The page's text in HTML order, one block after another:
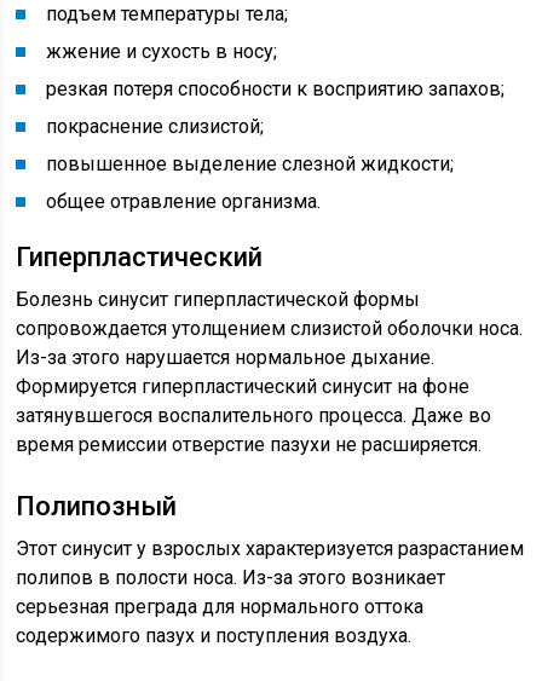
подъем температуры тела;
жжение и сухость в носу;
резкая потеря способности к восприятию запахов;
покраснение слизистой;
повышенное выделение слезной жидкости;
общее отравление организма.
Гиперпластический
Болезнь синусит гиперпластической формы
сопровождается утолщением слизистой оболочки носа.
Из-за этого нарушается нормальное дыхание.
Формируется гиперпластический синусит на фоне
затянувшегося воспалительного процесса. Даже во
время ремиссии отверстие пазухи не расширяется.
Полипозный
Этот синусит у взрослых характеризуется разрастанием
полипов в полости носа. Из-за этого возникает
серьезная преграда для нормального оттока
содержимого пазух и поступления воздуха.